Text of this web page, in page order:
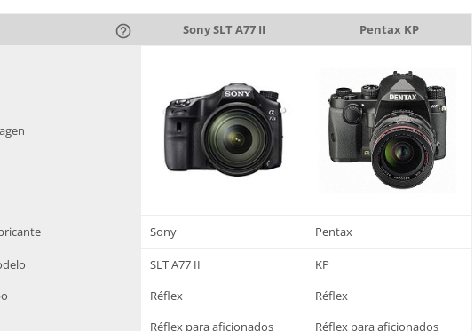
help_outline Sony SLT A77 II Pentax KP
Sony Pentax
SLT A77 II
KP
Réflex Réflex
Réflex para aficionados
Réflex para aficionados